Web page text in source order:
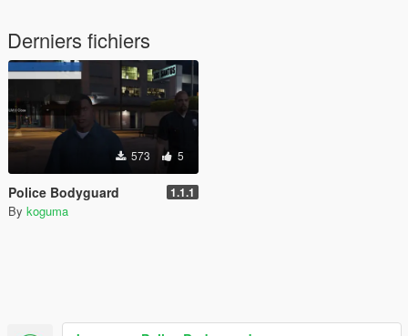
Derniers fichiers
573 5
Police Bodyguard 1.1.1
By koguma